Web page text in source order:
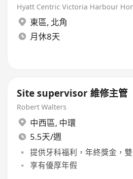
Hyatt Centric Victoria Harbour
東區, 北角
月休8天
Site supervisor 維修主管
Robert Walters
中西區, 中環
5.5天/週
提供牙科福利，年終獎金，
享有優厚年假